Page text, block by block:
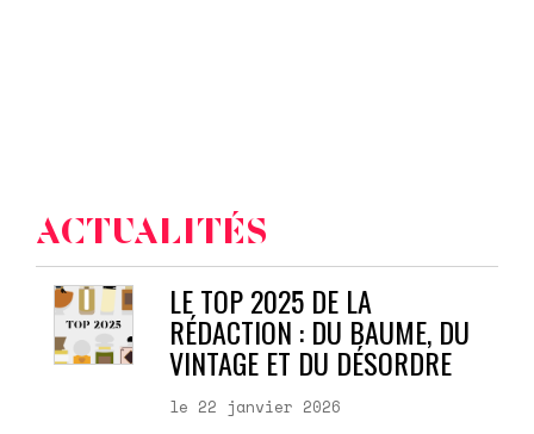
ACTUALITÉS
LE TOP 2025 DE LA
RÉDACTION : DU BAUME, DU
VINTAGE ET DU DÉSORDRE
le 22 janvier 2026